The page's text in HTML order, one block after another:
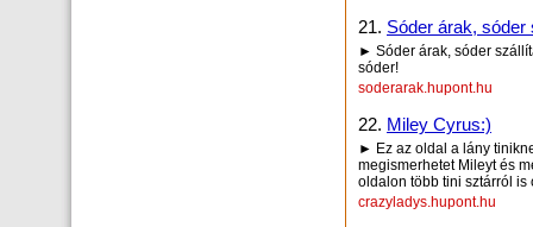
21. Sóder árak,
► Sóder árak, sóder
sóder!
soderarak.hupont.hu
22. Miley Cyrus:)
► Ez az oldal a lány
megismerhetet Mileyt és
oldalon több tini sztárról is
crazyladys.hupont.hu